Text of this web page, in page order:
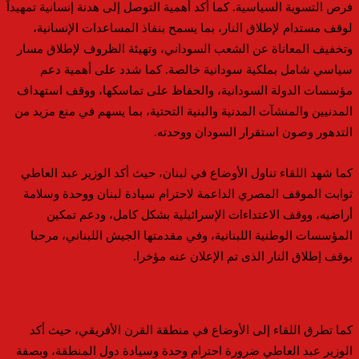
فرص التسوية السياسية. كما أكد أهمية التوصل إلى هدنة إنسانية تمهيداً
لوقف مستدام لإطلاق النار، بما يسمح بنفاذ المساعدات الإنسانية،
وتخفيف المعاناة عن الشعب السوداني، وتهيئة الظروف لإطلاق مسار
سياسي شامل بملكية سودانية خالصة. كما شدد على أهمية دعم
مؤسسات الدولة السودانية، والحفاظ على تماسكها، ووقف استهداف
المدنيين والمنشآت المدنية والبنية التحتية، بما يسهم في منع مزيد من
التدهور وصون استقرار السودان ووحدته.
كما شهد اللقاء تناول الأوضاع في لبنان، حيث أكد الوزير عبد العاطي
ثوابت الموقف المصري الداعمة لاحترام سيادة لبنان ووحدة وسلامة
أراضيه، ووقف الاعتداءات الإسرائيلية بشكل كامل، ودعم تمكين
المؤسسات الوطنية اللبنانية، وفي مقدمتها الجيش اللبناني، مرحبا
بوقف إطلاق النار الذى تم الإعلان عنه مؤخرا.
كما تطرق اللقاء إلى الأوضاع في منطقة القرن الأفريقي، حيث أكد
الوزير عبد العاطي ضرورة احترام وحدة وسيادة دول المنطقة، وبصفة